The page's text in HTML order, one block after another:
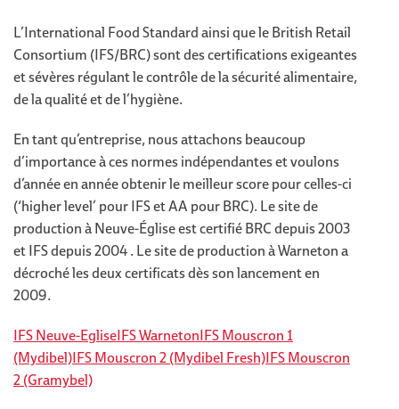
L’International Food Standard ainsi que le British Retail
Consortium (IFS/BRC) sont des certifications exigeantes
et sévères régulant le contrôle de la sécurité alimentaire,
de la qualité et de l’hygiène.
En tant qu’entreprise, nous attachons beaucoup
d’importance à ces normes indépendantes et voulons
d’année en année obtenir le meilleur score pour celles-ci
(‘higher level’ pour IFS et AA pour BRC). Le site de
production à Neuve-Église est certifié BRC depuis 2003
et IFS depuis 2004 . Le site de production à Warneton a
décroché les deux certificats dès son lancement en
2009.
IFS Neuve-EgliseIFS WarnetonIFS Mouscron 1
(Mydibel)IFS Mouscron 2 (Mydibel Fresh)IFS Mouscron
2 (Gramybel)